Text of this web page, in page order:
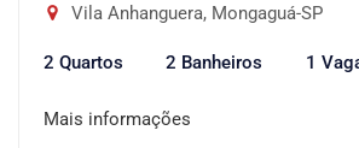
Vila Anhanguera, Mongaguá-SP
2 Quartos 2 Banheiros 1
Mais informações